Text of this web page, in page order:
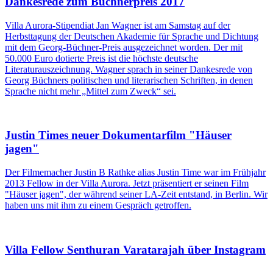
Villa Aurora-Stipendiat Jan Wagner ist am Samstag auf der
Herbsttagung der Deutschen Akademie für Sprache und Dichtung
mit dem Georg-Büchner-Preis ausgezeichnet worden. Der mit
50.000 Euro dotierte Preis ist die höchste deutsche
Literaturauszeichnung. Wagner sprach in seiner Dankesrede von
Georg Büchners politischen und literarischen Schriften, in denen
Sprache nicht mehr „Mittel zum Zweck“ sei.
Justin Times neuer Dokumentarfilm "Häuser
jagen"
Der Filmemacher Justin B Rathke alias Justin Time war im Frühjahr
2013 Fellow in der Villa Aurora. Jetzt präsentiert er seinen Film
"Häuser jagen", der während seiner LA-Zeit entstand, in Berlin. Wir
haben uns mit ihm zu einem Gespräch getroffen.
Villa Fellow Senthuran Varatarajah über Instagram